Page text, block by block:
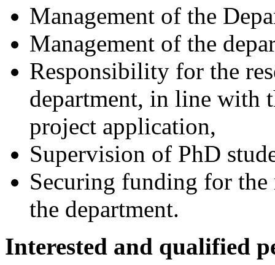
Management of the
Management of the
Responsibility for the
department, in line with
project application,
Supervision of PhD
Securing funding for the
the department.
Interested and qualified